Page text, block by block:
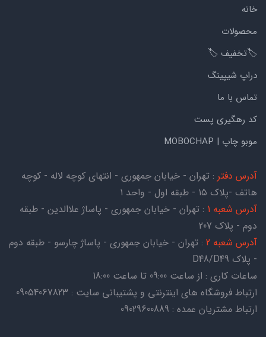
خانه
محصولات
🏷️تخفیف 🏷️
دراپ شیپینگ
تماس با ما
کد رهگیری پست
موبو چاپ | MOBOCHAP
آدرس دفتر : تهران - خیابان جمهوری - انتهای کوچه لاله - کوچه
هاتف -پلاک ۱۵ - طبقه اول - واحد ۱
آدرس شعبه 1
: تهران - خیابان جمهوری - پاساژ علاالدین - طبقه
دوم - پلاک 207
آدرس شعبه 2
: تهران - خیابان جمهوری - پاساژ چارسو - طبقه دوم
- پلاک D48/D49
ساعات کاری : از ساعت 09:00 تا ساعت 18:00
ارتباط فروشگاه های اینترنتی و پشتیبانی سایت : 09054067823
ارتباط مشتریان عمده : 09029600889